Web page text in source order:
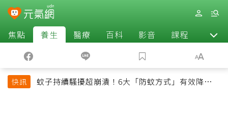
焦點 養生 醫療 百科 影音 課程 退休
快訊
蚊子持續騷擾超崩潰！6大「防蚊方式」有效降低被